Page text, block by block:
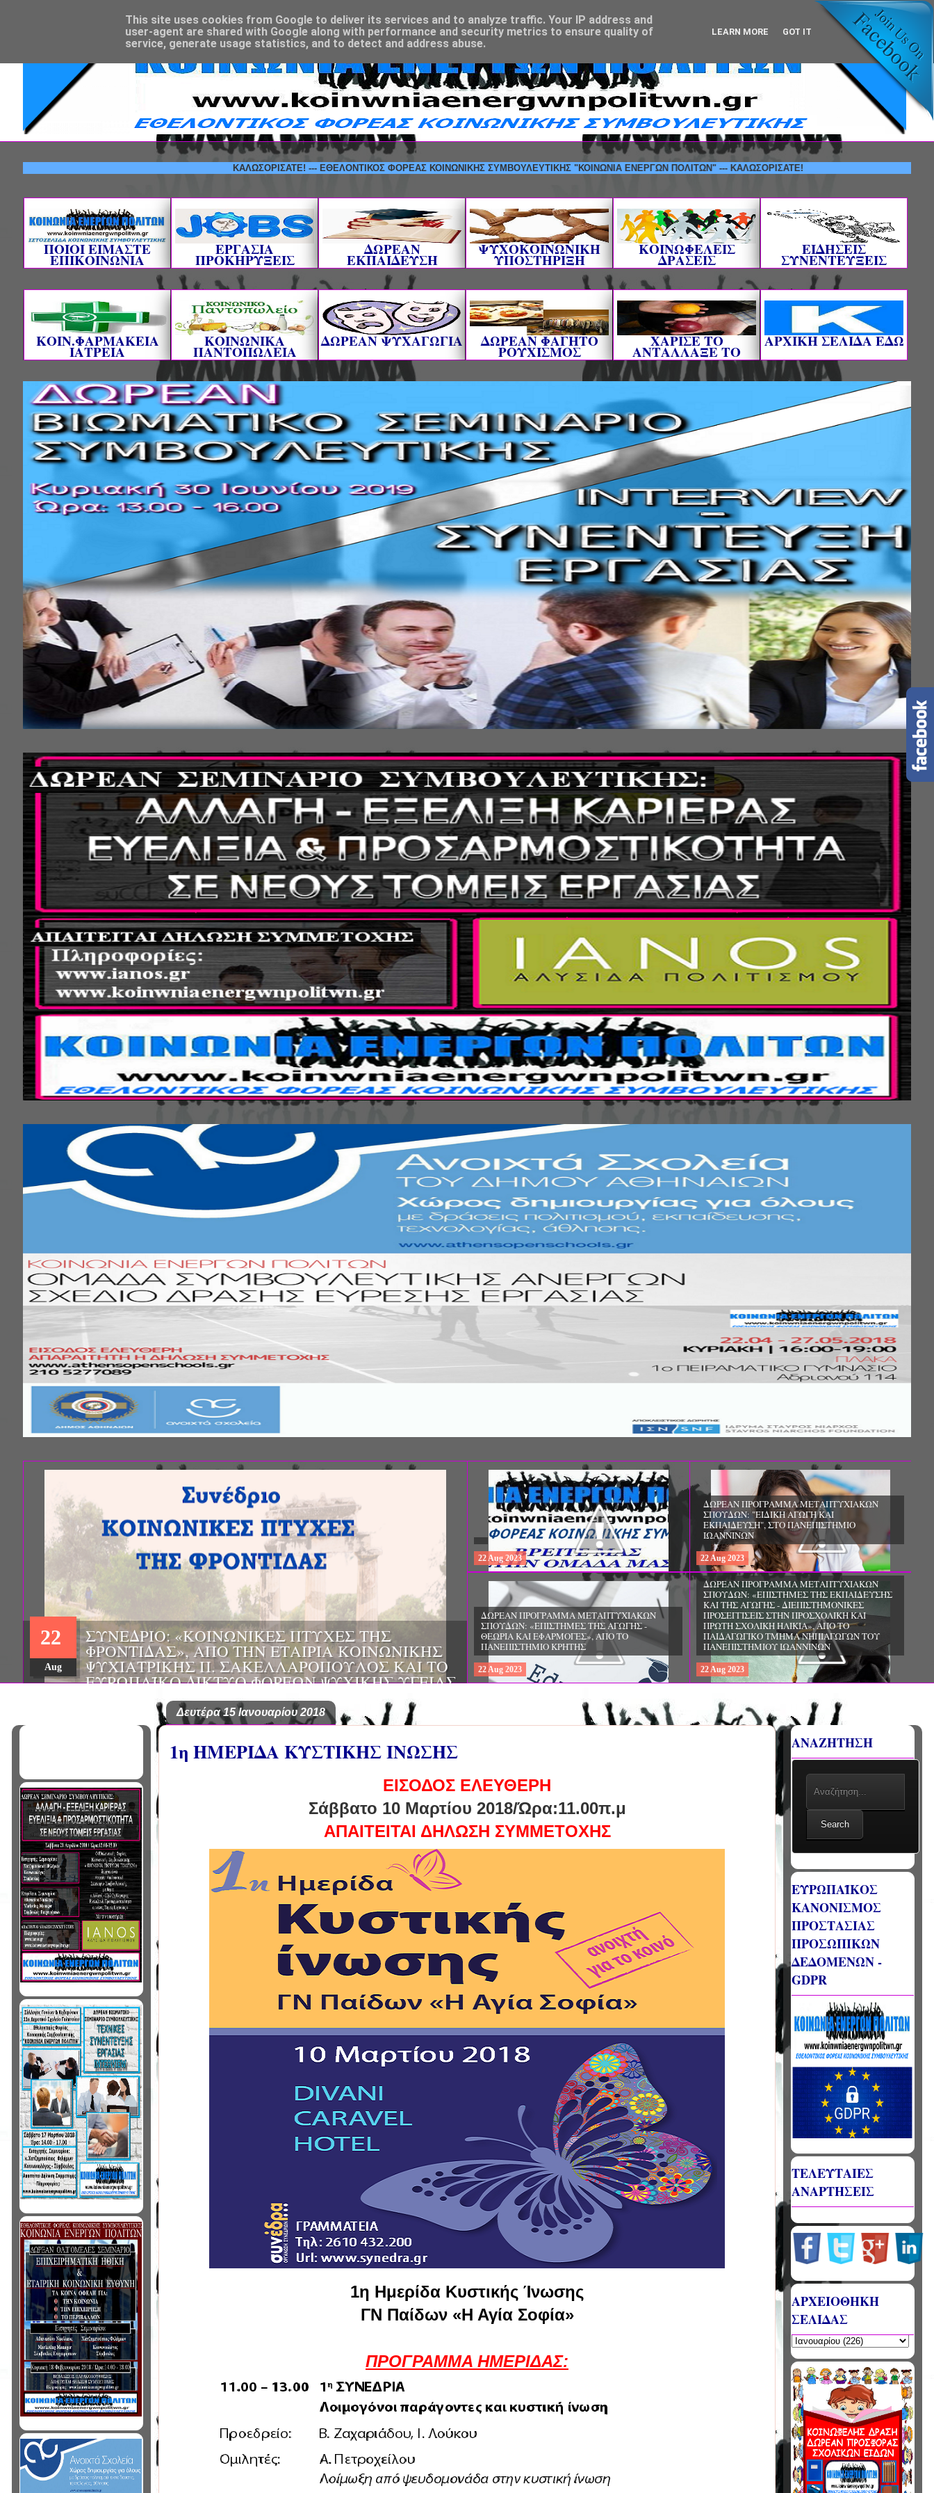
ΚΑΛΩΣΟΡΙΣΑΤΕ! --- ΕΘΕΛΟΝΤΙΚΟΣ ΦΟΡΕΑΣ ΚΟΙΝΩΝΙΚΗΣ ΣΥΜΒΟΥΛΕΥΤΙΚΗΣ "ΚΟΙΝΩΝΙΑ ΕΝΕΡΓΩΝ ΠΟΛΙΤΩΝ" --- ΚΑΛΩΣΟΡΙΣΑΤΕ!
ΠΟΙΟΙ ΕΙΜΑΣΤΕ
ΕΠΙΚΟΙΝΩΝΙΑ
ΕΡΓΑΣΙΑ
ΠΡΟΚΗΡΥΞΕΙΣ
ΔΩΡΕΑΝ
ΕΚΠΑΙΔΕΥΣΗ
ΨΥΧΟΚΟΙΝΩΝΙΚΗ
ΥΠΟΣΤΗΡΙΞΗ
ΚΟΙΝΩΦΕΛΕΙΣ
ΔΡΑΣΕΙΣ
ΕΙΔΗΣΕΙΣ
ΣΥΝΕΝΤΕΥΞΕΙΣ
ΚΟΙΝ.ΦΑΡΜΑΚΕΙΑ
ΙΑΤΡΕΙΑ
ΚΟΙΝΩΝΙΚΑ
ΠΑΝΤΟΠΩΛΕΙΑ
ΔΩΡΕΑΝ ΨΥΧΑΓΩΓΙΑ ΔΩΡΕΑΝ ΦΑΓΗΤΟ
ΡΟΥΧΙΣΜΟΣ
ΧΑΡΙΣΕ ΤΟ
ΑΝΤΑΛΛΑΞΕ ΤΟ
AΡΧΙΚΗ ΣΕΛΙΔΑ ΕΔΩ
ΗΜΕΡΙΔΑ: "ΠΡΟΒΛΗΜΑΤΙΣΜΟΙ & ΔΙΛΗΜΜΑΤΑ
ΠΟΥ ΑΝΤΙΜΕΤΩΠΙΖΕΙ ΚΑΘΗΜΕΡΙΝΑ O
ΠΑΘΟΛΟΓΟΣ", ΑΠΟ ΤΗΝ ΕΤΑΙΡΕΙΑ
ΠΑΘΟΛΟΓΙΑΣ ΒΟΡΕΙΟΔΥΤΙΚΗΣ ΕΛΛΑΔΟΣ ΚΑΙ
ΤΙΣ Α' & Β' ΠΑΝΕΠΙΣΤΗΜΙΑΚΕΣ ΠΑΘΟΛΟΓΙΚΕΣ
ΚΛΙΝΙΚΕΣ ΠΓΝΙ
01
Mar
ΣΥΝΕΔΡΙΟ: «ΚΟΙΝΩΝΙΚΕΣ ΠΤΥΧΕΣ ΤΗΣ
ΦΡΟΝΤΙΔΑΣ», ΑΠΟ ΤΗΝ ΕΤΑΙΡΙΑ ΚΟΙΝΩΝΙΚΗΣ
ΨΥΧΙΑΤΡΙΚΗΣ Π. ΣΑΚΕΛΛΑΡΟΠΟΥΛΟΣ ΚΑΙ ΤΟ
EΥΡΩΠΑΪΚΟ ΔΙΚΤΥΟ ΦΟΡΕΩΝ ΨΥΧΙΚΗΣ
ΥΓΕΙΑΣ ΑSKLEPIOS
22Aug 2023 22Aug 2023
ΔΩΡΕΑΝ ΠΡΟΓΡΑΜΜΑ ΜΕΤΑΠΤΥΧΙΑΚΩΝ
ΣΠΟΥΔΩΝ: "ΕΙΔΙΚΗ ΑΓΩΓΗ ΚΑΙ
ΕΚΠΑΙΔΕΥΣΗ", ΣΤΟ ΠΑΝΕΠΙΣΤΗΜΙΟ
ΙΩΑΝΝΙΝΩΝ
22Aug 2023
ΔΩΡΕΑΝ ΠΡΟΓΡΑΜΜΑ ΜΕΤΑΠΤΥΧΙΑΚΩΝ
ΣΠΟΥΔΩΝ: «ΕΠΙΣΤΗΜΕΣ ΤΗΣ ΑΓΩΓΗΣ -
ΘΕΩΡΙΑ ΚΑΙ ΕΦΑΡΜΟΓΕΣ», ΑΠΟ ΤΟ
ΠΑΝΕΠΙΣΤΗΜΙΟ ΚΡΗΤΗΣ
22Aug 2023
Δευτέρα 15 Ιανουαρίου 2018
1η ΗΜΕΡΙΔΑ ΚΥΣΤΙΚΗΣ ΙΝΩΣΗΣ
ΕΙΣΟΔΟΣ ΕΛΕΥΘΕΡΗ
Σάββατο 10 Μαρτίου 2018/Ώρα:11.00π.μ
ΑΠΑΙΤΕΙΤΑΙ ΔΗΛΩΣΗ ΣΥΜΜΕΤΟΧΗΣ
1η Ημερίδα Κυστικής Ίνωσης
ΓΝ Παίδων «Η Αγία Σοφία»
ΠΡΟΓΡΑΜΜΑ ΗΜΕΡΙΔΑΣ:
ΑΝΑΖΗΤΗΣΗ
Search
ΕΥΡΩΠΑΪΚΟΣ
ΚΑΝΟΝΙΣΜΟΣ
ΠΡΟΣΤΑΣΙΑΣ
ΠΡΟΣΩΠΙΚΩΝ
ΔΕΔΟΜΕΝΩΝ -
GDPR
ΤΕΛΕΥΤΑΙΕΣ
ΑΝΑΡΤΗΣΕΙΣ
ΑΡΧΕΙΟΘΗΚΗ
ΣΕΛΙΔΑΣ
This site uses cookies from Google to deliver its services and to analyze traffic. Your IP address and
user-agent are shared with Google along with performance and security metrics to ensure quality of
service, generate usage statistics, and to detect and address abuse.
LEARN MORE GOT IT